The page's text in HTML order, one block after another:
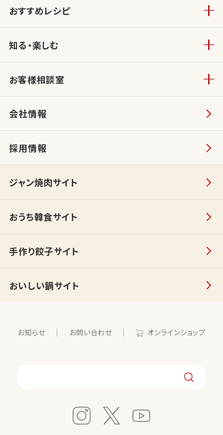
おすすめレシピ
知る・楽しむ
お客様相談室
会社情報
採用情報
ジャン焼肉サイト
おうち韓食サイト
手作り餃子サイト
おいしい鍋サイト
お知らせ お問い合わせ オンラインショップ